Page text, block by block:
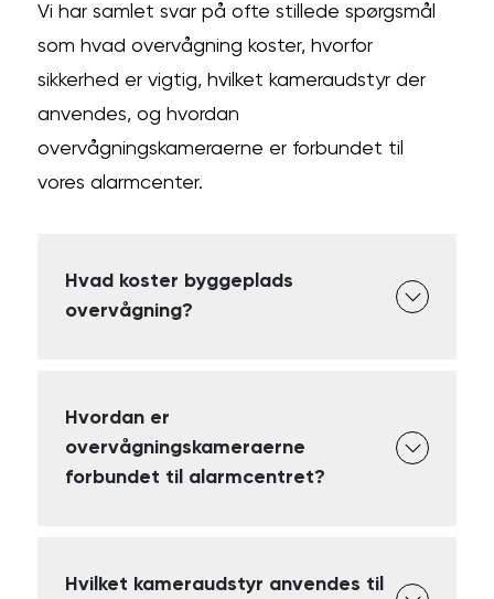
Vi har samlet svar på ofte stillede spørgsmål
som hvad overvågning koster, hvorfor
sikkerhed er vigtig, hvilket kameraudstyr der
anvendes, og hvordan
overvågningskameraerne er forbundet til
vores alarmcenter.
Hvad koster byggeplads
overvågning?
Hvordan er
overvågningskameraerne
forbundet til alarmcentret?
Hvilket kameraudstyr anvendes til